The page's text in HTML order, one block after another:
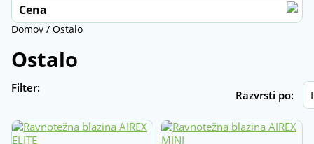
Fitnes in vadba doma
Joga in pilates
Otroci z motnjami v razvoju
Pripomočki za rehabilitacijo
Žoge za sedenje in vadbo
Airex
BlackBoard
BOSU
Erler Zimmer
Cena
Domov / Ostalo
Ostalo
Filter:
Razvrsti po: